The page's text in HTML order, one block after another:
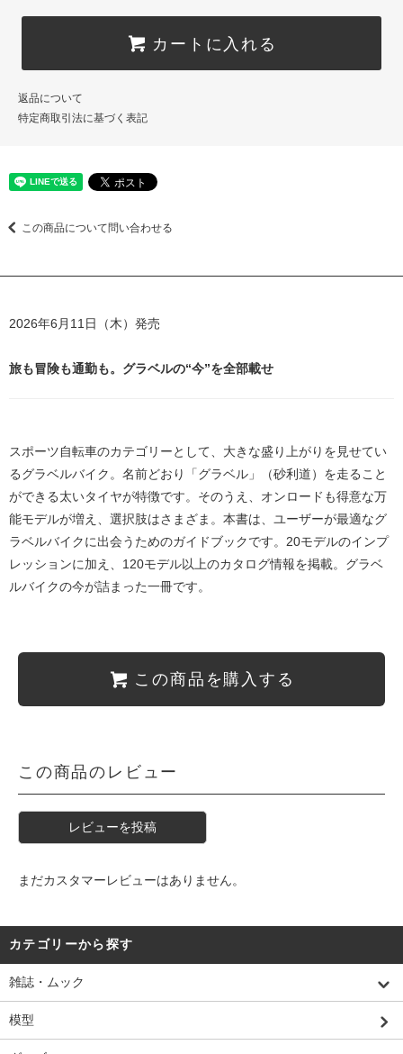
カートに入れる
返品について
特定商取引法に基づく表記
この商品について問い合わせる
2026年6月11日（木）発売
旅も冒険も通勤も。グラベルの“今”を全部載せ
スポーツ自転車のカテゴリーとして、大きな盛り上がりを見せてい
るグラベルバイク。名前どおり「グラベル」（砂利道）を走ること
ができる太いタイヤが特徴です。そのうえ、オンロードも得意な万
能モデルが増え、選択肢はさまざま。本書は、ユーザーが最適なグ
ラベルバイクに出会うためのガイドブックです。20モデルのインプ
レッションに加え、120モデル以上のカタログ情報を掲載。グラベ
ルバイクの今が詰まった一冊です。
この商品を購入する
この商品のレビュー
レビューを投稿
まだカスタマーレビューはありません。
カテゴリーから探す
雑誌・ムック
模型